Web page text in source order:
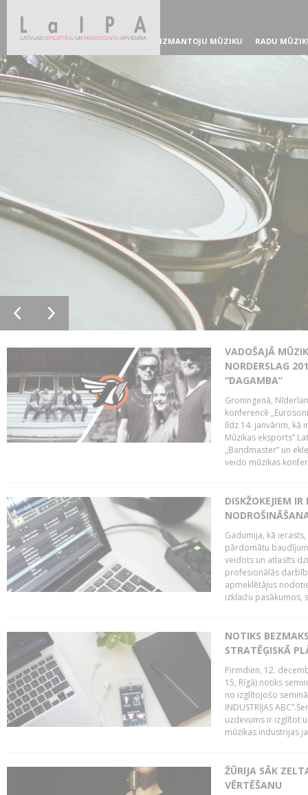
IZMANTOJU MŪZIKU RADU
VADOŠAJĀ
NORDERSLAG
“DAGAMBA”
Groningenā,
konferencē
līdz 14. janvārim, kā
Mūzikas eksports”
„Bandmaster” un
veido mūzikas
DISKŽOKEJIEM
Gadumija, kā
pārdomātu
veidots un atlasīts
profesionālās
apmeklētājus
izklaižu pasākumos,
NOTIKS
STRATĒĢISKĀ
Pirmdien, 12.
15, Rīgā) notiks
no izglītojošo
INDUSTRIJAS
uzdevums ir izglītot
mūzikas industrijas
ŽŪRIJA SĀK
VĒRTĒŠANU